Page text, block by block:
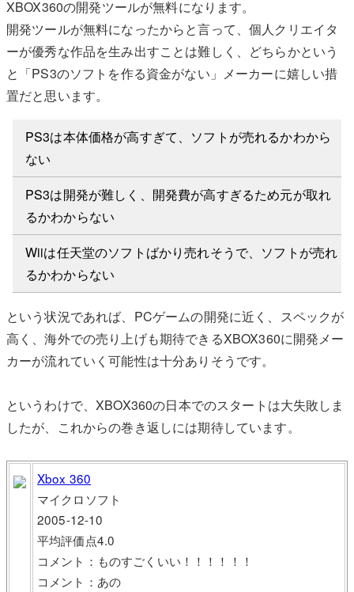
XBOX360の開発ツールが無料になります。
開発ツールが無料になったからと言って、個人クリエイタ
ーが優秀な作品を生み出すことは難しく、どちらかという
と「PS3のソフトを作る資金がない」メーカーに嬉しい措
置だと思います。
PS3は本体価格が高すぎて、ソフトが売れるかわから
ない
PS3は開発が難しく、開発費が高すぎるため元が取れ
るかわからない
Wiiは任天堂のソフトばかり売れそうで、ソフトが売れ
るかわからない
という状況であれば、PCゲームの開発に近く、スペックが
高く、海外での売り上げも期待できるXBOX360に開発メー
カーが流れていく可能性は十分ありそうです。
というわけで、XBOX360の日本でのスタートは大失敗しま
したが、これからの巻き返しには期待しています。
Xbox 360
マイクロソフト
2005-12-10
平均評価点4.0
コメント：ものすごくいい！！！！！！
コメント：あの